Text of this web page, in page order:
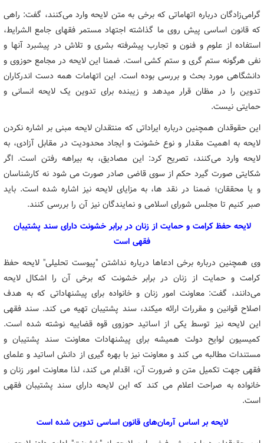
گرامی‌زادگان درباره اتهاماتی که برخی به متن لایحه وارد می‌کنند، گفت: راهی
که قانون اساسی پیش روی ما گذاشته اجتهاد مستمر فقهای جامع الشرایط،
استفاده از علوم و فنون و تجارب پیشرفته بشری و تلاش در پیشبرد آنها و
نفی هرگونه ستم گری و ستم کشی است. ضمنا این لایحه در مجامع حوزوی و
دانشگاهی مورد بحث و بررسی بوده است. این اتهامات همه دست اندرکاران
تدوین را در مظان قرار میدهد و زیبنده برای تدوین یک لایحه انسانی و
حمایتی نیست.
این حقوقدان همچنین درباره ایراداتی که منتقدان لایحه مبنی بر اشاره نکردن
لایحه به اهمیت مقدار و نوع خشونت و ایجاد محدودیت در مقابل آزادی، به
لایحه وارد می‌کنند، تصریح کرد: این مصادیق، به بیراهه رفتن است. اگر
شکایتی صورت گیرد حکم از سوی قاضی صادر صورت می شود نه کارشناسان
و یا محققان؛ ضمنا در نقد ها، به مزایای لایحه نیز اشاره شده است. باید
صبر کنیم تا مجلس شورای اسلامی و نمایندگان نیز آن را بررسی کنند.
لایحه حفظ کرامت و حمایت از زنان در برابر خشونت دارای سند پشتیبان
فقهی است
وی همچنین درباره برخی ادعاها درباره نداشتن "پیوست تحلیلی" لایحه حفظ
کرامت و حمایت از زنان در برابر خشونت که برخی آن را اشکال لایحه
می‌دانند، گفت: معاونت امور زنان و خانواده برای پیشنهاداتی که به هدف
اصلاح قوانین و مقررات ارائه میکند، سند پشتیبان تهیه می کند. سند فقهی
این لایحه نیز توسط یکی از اساتید حوزوی قوه قضاییه نوشته شده است.
کمیسیون لوایح دولت همیشه برای پیشنهادات معاونت سند پشتیبان و
مستندات مطالبه می کند و معاونت نیز با بهره گیری از دانش اساتید و علمای
فقهی جهت تکمیل متن و ضرورت آن، اقدام می کند، لذا معاونت امور زنان و
خانواده به صراحت اعلام می کند که این لایحه دارای سند پشتیبان فقهی
است.
لایحه بر اساس آرمان‌های قانون اساسی تدوین شده است